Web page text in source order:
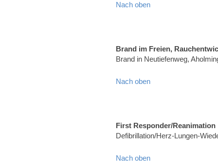
Nach oben
Brand im Freien,
Brand in Neutiefenweg,
Nach oben
First Responder/Reanimation
Defibrillation/Herz-Lungen-
Nach oben